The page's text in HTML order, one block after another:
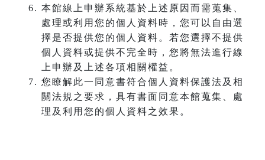
本館線上申辦系統基於上述原因而需蒐集、
處理或利用您的個人資料時，您可以自由選
擇是否提供您的個人資料。若您選擇不提供
個人資料或提供不完全時，您將無法進行線
上申辦及上述各項相關權益。
您瞭解此一同意書符合個人資料保護法及相
關法規之要求，具有書面同意本館蒐集、處
理及利用您的個人資料之效果。